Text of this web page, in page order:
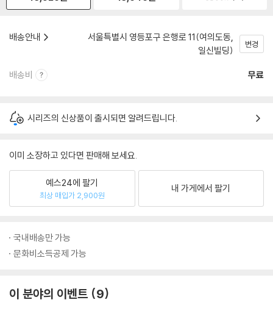
배송안내
서울특별시 영등포구 은행로 11(여의도동,
일신빌딩)
변경
배송비 무료
시리즈의 신상품이 출시되면 알려드립니다.
이미 소장하고 있다면 판매해 보세요.
예스24에 팔기
최상 매입가 2,900원
내 가게에서 팔기
국내배송만 가능
문화비소득공제 가능
이 분야의 이벤트 9